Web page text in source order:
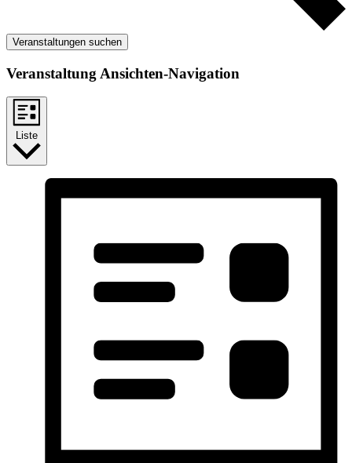
Veranstaltungen suchen
Veranstaltung Ansichten-Navigation
Liste